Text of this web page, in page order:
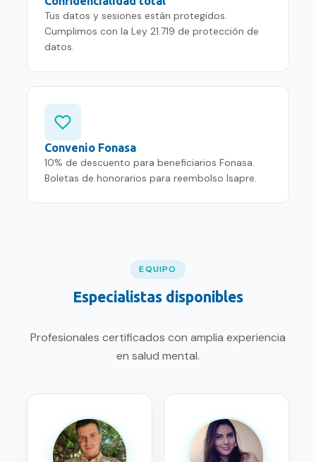
Tus datos y sesiones están protegidos.
Cumplimos con la Ley 21.719 de protección de
datos.
Convenio Fonasa
10% de descuento para beneficiarios Fonasa.
Boletas de honorarios para reembolso Isapre.
EQUIPO
Especialistas disponibles
Profesionales certificados con amplia experiencia
en salud mental.